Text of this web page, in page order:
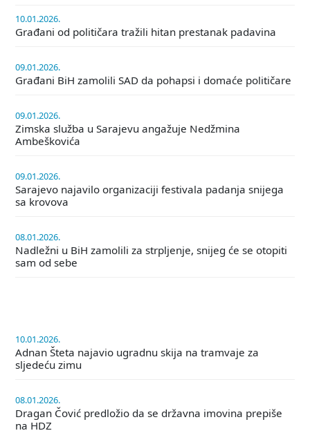
10.01.2026.
Građani od političara tražili hitan prestanak padavina
09.01.2026.
Građani BiH zamolili SAD da pohapsi i domaće političare
09.01.2026.
Zimska služba u Sarajevu angažuje Nedžmina
Ambeškovića
09.01.2026.
Sarajevo najavilo organizaciji festivala padanja snijega
sa krovova
08.01.2026.
Nadležni u BiH zamolili za strpljenje, snijeg će se otopiti
sam od sebe
10.01.2026.
Adnan Šteta najavio ugradnu skija na tramvaje za
sljedeću zimu
08.01.2026.
Dragan Čović predložio da se državna imovina prepiše
na HDZ